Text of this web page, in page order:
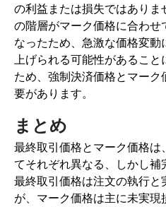
の利益または損失ではあり
の階層がマーク価格に合わ
なったため、急激な価格変動
上げられる可能性があるこ
ため、強制決済価格とマー
要があります。
まとめ
最終取引価格とマーク価格
てそれぞれ異なる、しかし補
最終取引価格は注文の執行
が、マーク価格は主に未実